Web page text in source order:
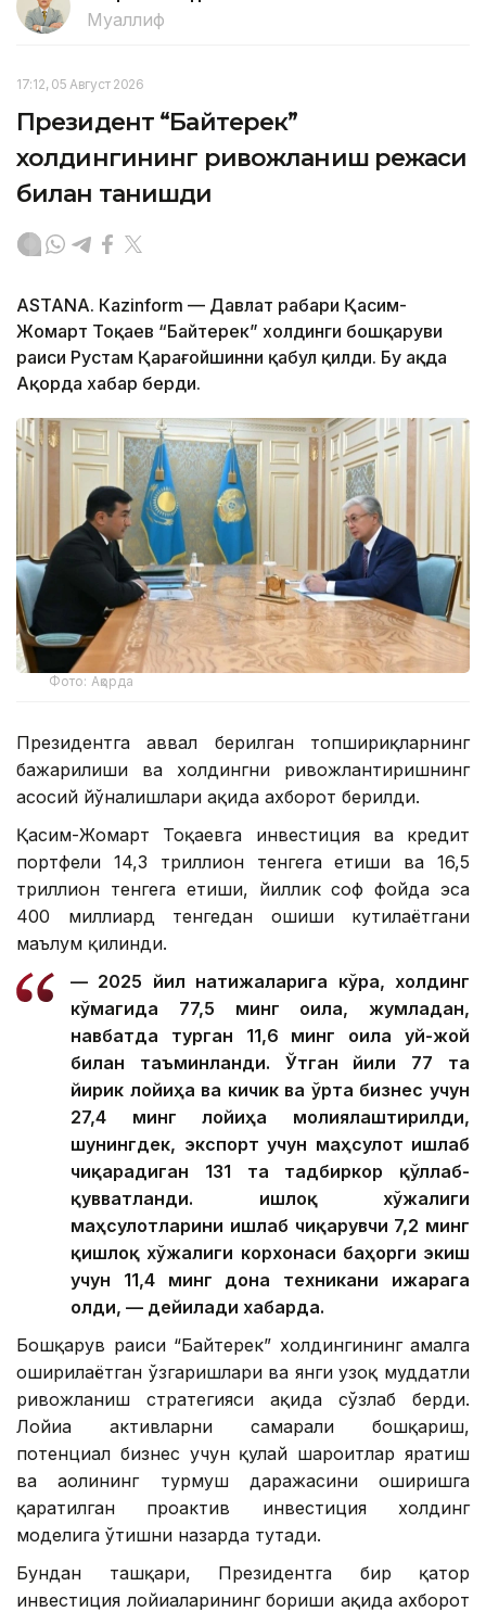
Муаллиф
17:12, 05 Август 2026
Президент “Байтерек”
холдингининг ривожланиш режаси
билан танишди
ASTANА. Каzinform — Давлат раҳбари Қасим-
Жомарт Тоқаев “Байтерек” холдинги бошқаруви
раиси Рустам Қарағойшинни қабул қилди. Бу ҳақда
Ақорда хабар берди.
Фото: Ақорда
Президентга аввал берилган топшириқларнинг
бажарилиши ва холдингни ривожлантиришнинг
асосий йўналишлари ҳақида ахборот берилди.
Қасим-Жомарт Тоқаевга инвестиция ва кредит
портфели 14,3 триллион тенгега етиши ва 16,5
триллион тенгега етиши, йиллик соф фойда эса
400 миллиард тенгедан ошиши кутилаётгани
маълум қилинди.
— 2025 йил натижаларига кўра, холдинг
кўмагида 77,5 минг оила, жумладан,
навбатда турган 11,6 минг оила уй-жой
билан таъминланди. Ўтган йили 77 та
йирик лойиҳа ва кичик ва ўрта бизнес учун
27,4 минг лойиҳа молиялаштирилди,
шунингдек, экспорт учун маҳсулот ишлаб
чиқарадиган 131 та тадбиркор қўллаб-
қувватланди. Қишлоқ хўжалиги
маҳсулотларини ишлаб чиқарувчи 7,2 минг
қишлоқ хўжалиги корхонаси баҳорги экиш
учун 11,4 минг дона техникани ижарага
олди, — дейилади хабарда.
Бошқарув раиси “Байтерек” холдингининг амалга
оширилаётган ўзгаришлари ва янги узоқ муддатли
ривожланиш стратегияси ҳақида сўзлаб берди.
Лойиҳа активларни самарали бошқариш,
потенциал бизнес учун қулай шароитлар яратиш
ва аҳолининг турмуш даражасини оширишга
қаратилган проактив инвестиция холдинг
моделига ўтишни назарда тутади.
Бундан ташқари, Президентга бир қатор
инвестиция лойиҳаларининг бориши ҳақида ахборот